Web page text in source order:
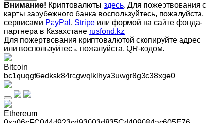
Внимание! Криптовалюты здесь. Для пожертвования с
карты зарубежного банка воспользуйтесь, пожалуйста,
сервисами PayPal , Stripe или формой на сайте фонда-
партнера в Казахстане rusfond.kz
Для пожертвования криптовалютой скопируйте адрес
или воспользуйтесь, пожалуйста, QR-кодом.
Bitcoin
bc1quqgt6edksk84rcgwqlklhya3uwgr8g3c38xge0
Ethereum